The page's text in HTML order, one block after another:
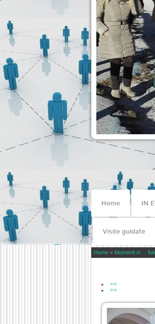
Home IN
Visite guidate
Home » Momenti in ...
<<
>>